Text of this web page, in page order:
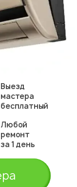
Выезд
мастера
бесплатный
Любой
ремонт
за 1 день